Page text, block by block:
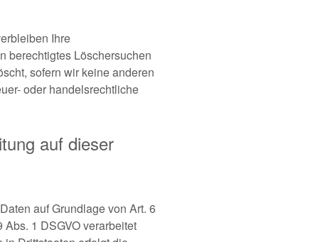
Ihre
berechtigtes Löschersuchen
sofern wir keine anderen
oder handelsrechtliche
auf dieser
auf Grundlage von Art. 6
1 DSGVO verarbeitet